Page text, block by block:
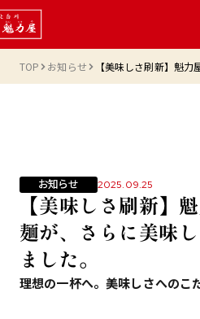
TOP お知らせ
お知らせ 2025.09.25
【美味しさ刷新】
麺が、さらに美味
ました。
理想の一杯へ。美味しさへのこ